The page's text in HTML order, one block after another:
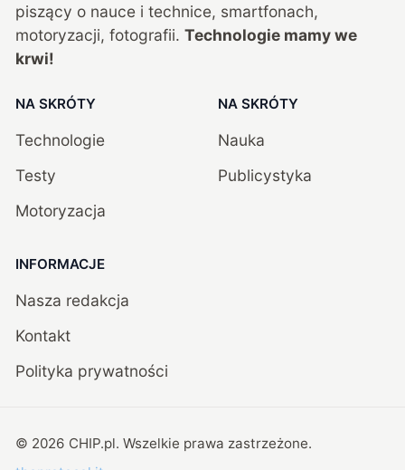
piszący o nauce i technice, smartfonach,
motoryzacji, fotografii. Technologie mamy we
krwi!
NA SKRÓTY
Technologie
Testy
Motoryzacja
NA SKRÓTY
Nauka
Publicystyka
INFORMACJE
Nasza redakcja
Kontakt
Polityka prywatności
© 2026 CHIP.pl. Wszelkie prawa zastrzeżone.